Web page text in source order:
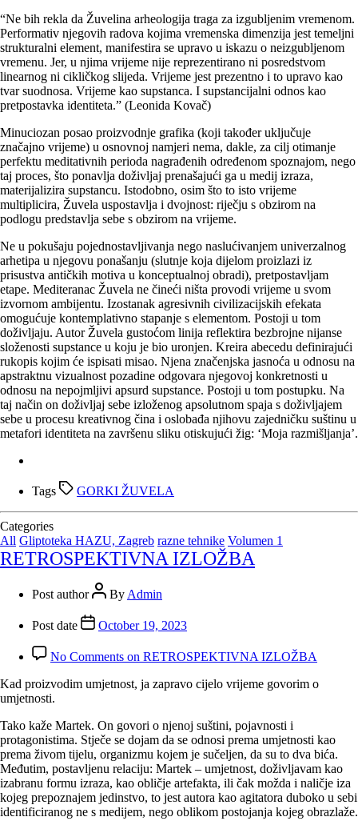
“Ne bih rekla da Žuvelina arheologija traga za izgubljenim vremenom.
Performativ njegovih radova kojima vremenska dimenzija jest temeljni
strukturalni element, manifestira se upravo u iskazu o neizgubljenom
vremenu. Jer, u njima vrijeme nije reprezentirano ni posredstvom
linearnog ni cikličkog slijeda. Vrijeme jest prezentno i to upravo kao
tvar suodnosa. Vrijeme kao supstanca. I supstancijalni odnos kao
pretpostavka identiteta.” (Leonida Kovač)
Minuciozan posao proizvodnje grafika (koji također uključuje
značajno vrijeme) u osnovnoj namjeri nema, dakle, za cilj otimanje
perfektu meditativnih perioda nagrađenih određenom spoznajom, nego
taj proces, što ponavlja doživljaj prenašajući ga u medij izraza,
materijalizira supstancu. Istodobno, osim što to isto vrijeme
multiplicira, Žuvela uspostavlja i dvojnost: riječju s obzirom na
podlogu predstavlja sebe s obzirom na vrijeme.
Ne u pokušaju pojednostavljivanja nego naslućivanjem univerzalnog
arhetipa u njegovu ponašanju (slutnje koja dijelom proizlazi iz
prisustva antičkih motiva u konceptualnoj obradi), pretpostavljam
etape. Mediteranac Žuvela ne čineći ništa provodi vrijeme u svom
izvornom ambijentu. Izostanak agresivnih civilizacijskih efekata
omogućuje kontemplativno stapanje s elementom. Postoji u tom
doživljaju. Autor Žuvela gustoćom linija reflektira bezbrojne nijanse
složenosti supstance u koju je bio uronjen. Kreira abecedu definirajući
rukopis kojim će ispisati misao. Njena značenj­ska jasnoća u odnosu na
apstraktnu vizualnost pozadine odgovara njegovoj konkretnosti u
odnosu na nepojmljivi apsurd supstance. Postoji u tom postupku. Na
taj način on doživljaj sebe izloženog apsolutnom spaja s doživljajem
sebe u procesu kreativnog čina i oslobađa njihovu zajedničku suštinu u
metafori identiteta na završenu sliku otiskujući žig: ‘Moja razmišljanja’.
Tags GORKI ŽUVELA
Categories
All Gliptoteka HAZU, Zagreb razne tehnike Volumen 1
RETROSPEKTIVNA IZLOŽBA
Post author By Admin
Post date October 19, 2023
No Comments on RETROSPEKTIVNA IZLOŽBA
Kad proizvodim umjetnost, ja zapravo cijelo vrijeme govorim o
umjetnosti.
Tako kaže Martek. On govori o njenoj suštini, pojavnosti i
protagonistima. Stječe se dojam da se odnosi prema umjetnosti kao
prema živom tijelu, organizmu kojem je sučeljen, da su to dva bića.
Međutim, postavljenu relaciju: Martek – umjetnost, doživljavam kao
izabranu formu izraza, kao obličje artefakta, ili čak možda i naličje iza
kojeg prepoznajem jedinstvo, to jest autora kao agitatora duboko u sebi
identificiranog ne s medijem, nego oblikom postojanja kojeg obrazlaže.